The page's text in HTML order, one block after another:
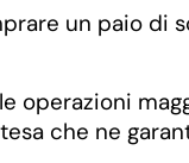
un paio di
operazioni
che ne